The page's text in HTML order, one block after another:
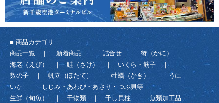
■ 商品カテゴリ
商品一覧 ｜ 新着商品 ｜ 詰合せ ｜ 蟹（かに）
｜
海老（えび）
｜ 鮭（さけ） ｜ いくら・筋子 ｜
数の子 ｜ 帆立（ほたて） ｜ 牡蠣（かき） ｜ うに
｜
いか ｜ しじみ・あわび・あさり・つぶ貝等 ｜
生鮮（旬魚） ｜ 干物類 ｜ 干し貝柱｜魚類加工品 ｜